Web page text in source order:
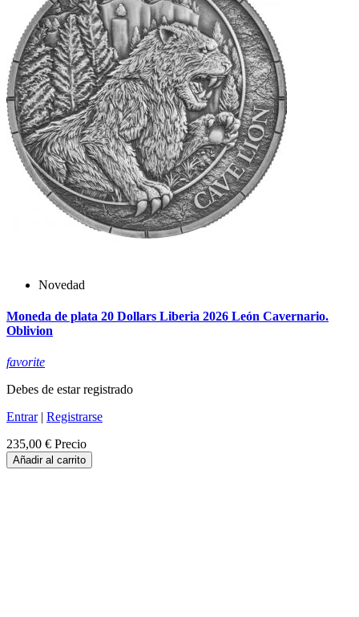
Novedad
Moneda de plata 20 Dollars Liberia 2026 León Cavernario.
Oblivion
favorite
Debes de estar registrado
Entrar| Registrarse
235,00 € Precio
Añadir al carrito